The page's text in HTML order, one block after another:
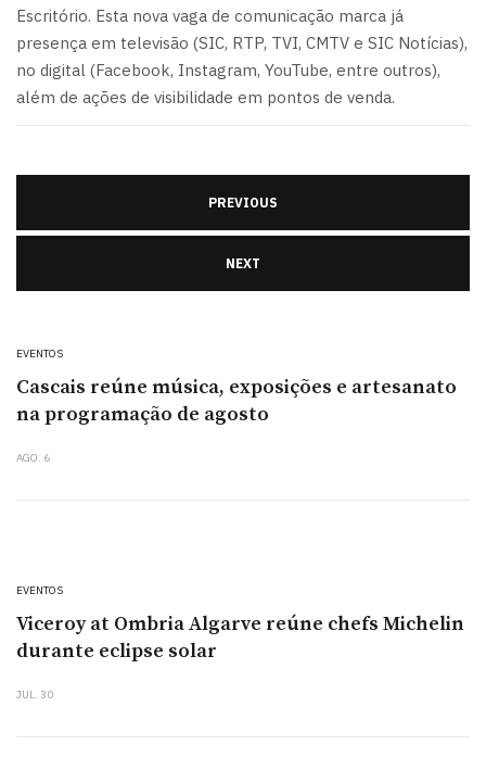
Escritório. Esta nova vaga de comunicação marca já
presença em televisão (SIC, RTP, TVI, CMTV e SIC Notícias),
no digital (Facebook, Instagram, YouTube, entre outros),
além de ações de visibilidade em pontos de venda.
PREVIOUS
NEXT
EVENTOS
Cascais reúne música, exposições e artesanato
na programação de agosto
AGO. 6
EVENTOS
Viceroy at Ombria Algarve reúne chefs Michelin
durante eclipse solar
JUL. 30